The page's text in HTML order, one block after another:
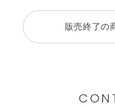
販売終了の